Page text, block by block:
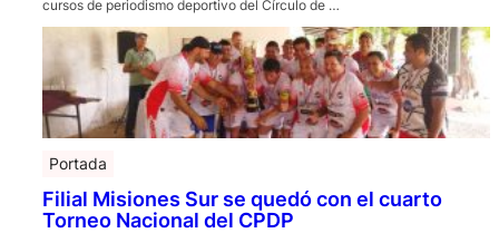
cursos de periodismo deportivo del Círculo de …
Portada
Filial Misiones Sur se quedó con el cuarto
Torneo Nacional del CPDP